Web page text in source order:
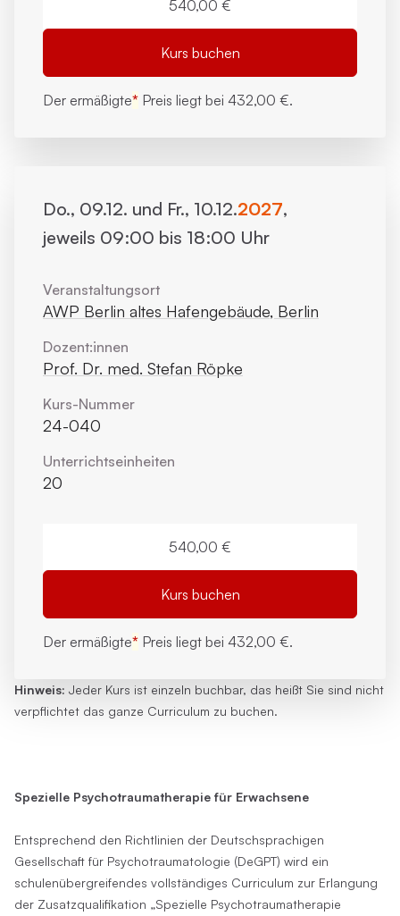
Hinweis: Jeder Kurs ist einzeln buchbar, das heißt Sie sind nicht
verpflichtet das ganze Curriculum zu buchen.
Spezielle Psychotraumatherapie für Erwachsene
Entsprechend den Richtlinien der Deutschsprachigen
Gesellschaft für Psychotraumatologie (DeGPT) wird ein
schulenübergreifendes vollständiges Curriculum zur Erlangung
der Zusatzqualifikation „Spezielle Psychotraumatherapie
540,00 €
Kurs buchen
Der ermäßigte* Preis liegt bei 432,00 €.
Do., 09.12. und Fr., 10.12.2027,
jeweils 09:00 bis 18:00 Uhr
Veranstaltungsort
AWP Berlin altes Hafengebäude, Berlin
Dozent:innen
Prof. Dr. med. Stefan Röpke
Kurs-Nummer
24-040
Unterrichts­einheiten
20
540,00 €
Kurs buchen
Der ermäßigte* Preis liegt bei 432,00 €.